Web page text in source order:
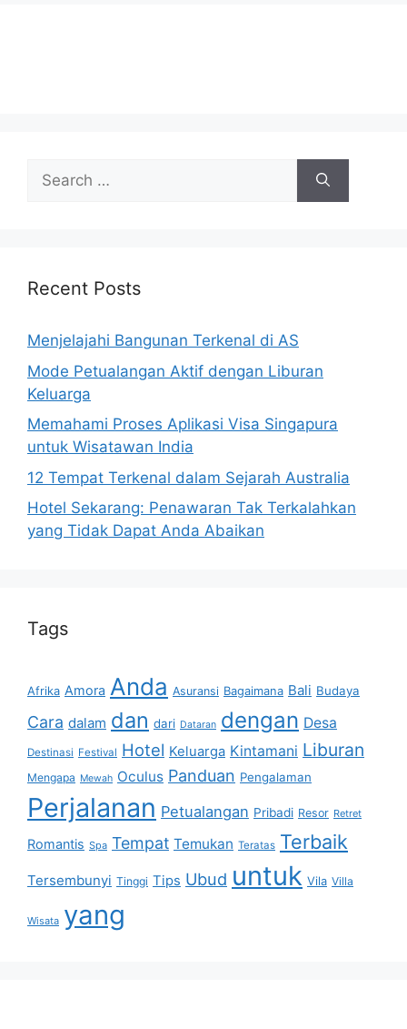
Search
for:
Recent Posts
Menjelajahi Bangunan Terkenal di AS
Mode Petualangan Aktif dengan Liburan
Keluarga
Memahami Proses Aplikasi Visa Singapura
untuk Wisatawan India
12 Tempat Terkenal dalam Sejarah Australia
Hotel Sekarang: Penawaran Tak Terkalahkan
yang Tidak Dapat Anda Abaikan
Tags
Afrika Amora Anda Asuransi Bagaimana Bali Budaya
Cara dalam dan dari Dataran dengan Desa
Destinasi Festival Hotel Keluarga Kintamani Liburan
Mengapa Mewah Oculus Panduan Pengalaman
Perjalanan Petualangan Pribadi Resor Retret
Romantis Spa Tempat Temukan Teratas Terbaik
Tersembunyi Tinggi Tips Ubud untuk Vila Villa
Wisata yang